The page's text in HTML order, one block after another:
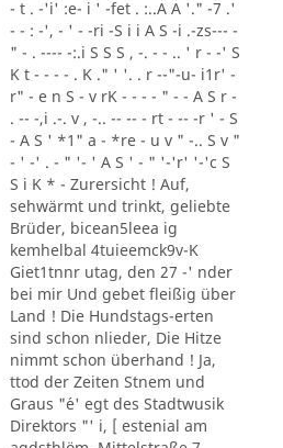
- t . -'i' :e- i ' -fet . :..A A '." -7 .'
- - : -', - ' - -ri -S i i A S -i .-zs--- -
" - . ---- -:.i S S S , -. - - .. ' r - -' S
K t - - - - . K ." ' '. . r --"-u- i1r' -
r" - e n S - v rK - - - - " - - A S r -
. -- -,i .-. v , -.. -- -- - rt - -- -r ' - S
- A S ' *1" a - *re - u v " -.. S v "
- ' -' . - " '- ' A S ' - " '-'r' '-'c S
S i K * - Zurersicht ! Auf,
sehwärmt und trinkt, geliebte
Brüder, bicean5leea ig
kemhelbal 4tuieemck9v-K
Giet1tnnr utag, den 27 -' nder
bei mir Und gebet fleißig über
Land ! Die Hundstags-erten
sind schon nlieder, Die Hitze
nimmt schon überhand ! Ja,
ttod der Zeiten Stnem und
Graus "´e' egt des Stadtwusik
Direktors "' i, [ estenial am